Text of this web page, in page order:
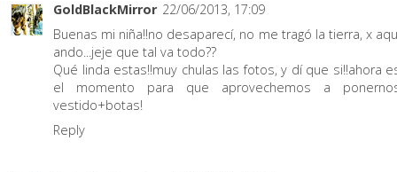
GoldBlackMirror 22/06/2013, 17:09
Buenas mi niña!!no desaparecí, no me tragó la tierra, x
ando...jeje que tal va todo??
Qué linda estas!!muy chulas las fotos, y dí que si!!ahora
el momento para que aprovechemos a
vestido+botas!
Reply